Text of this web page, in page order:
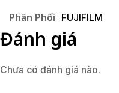
Phân Phối FUJIFILM
Đánh giá
Chưa có đánh giá nào.